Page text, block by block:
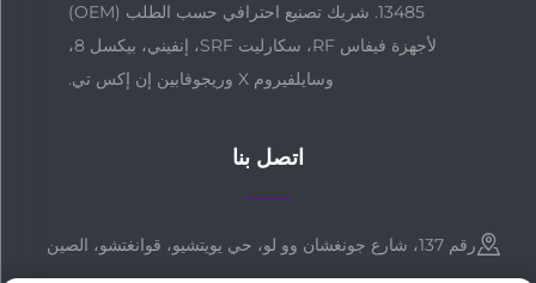
13485. شريك تصنيع احترافي حسب الطلب (OEM)
لأجهزة فيفاس RF، سكارليت SRF، إنفيني، بيكسل 8،
وسايلفيروم X وريجوفابين إن إكس تي.
اتصل بنا
رقم 137، شارع جونغشان وو لو، حي يويتشيو، قوانغتشو، الصين